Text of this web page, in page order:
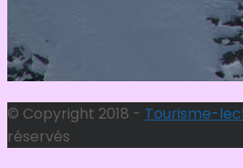
© Copyright 2018 - Tourisme-
réservés